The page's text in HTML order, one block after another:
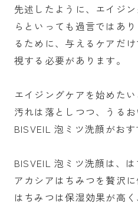
先述したように、エイジ
らといっても過言ではあ
るために、与えるケアだ
視する必要があります。
エイジングケアを始めた
汚れは落としつつ、うる
BISVEIL 泡ミツ洗顔がおす
BISVEIL 泡ミツ洗顔は、
アカシアはちみつを贅沢
はちみつは保湿効果が高